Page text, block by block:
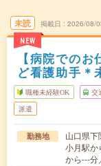
未読
NEW
掲載日 2026/08/
【病院での
ど看護助手＊
職種未経験OK 交
派遣
勤務地
山口県下
小月駅か
から---分